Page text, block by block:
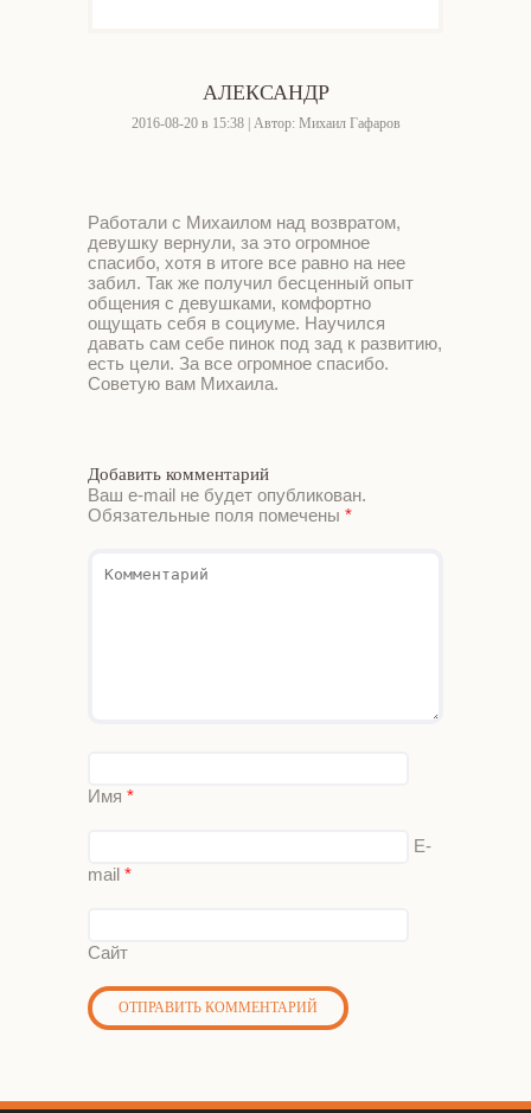
АЛЕКСАНДР
2016-08-20 в 15:38 | Автор: Михаил Гафаров
Работали с Михаилом над возвратом,
девушку вернули, за это огромное
спасибо, хотя в итоге все равно на нее
забил. Так же получил бесценный опыт
общения с девушками, комфортно
ощущать себя в социуме. Научился
давать сам себе пинок под зад к развитию,
есть цели. За все огромное спасибо.
Советую вам Михаила.
Добавить комментарий
Ваш e-mail не будет опубликован.
Обязательные поля помечены *
Имя *
E-
mail *
Сайт